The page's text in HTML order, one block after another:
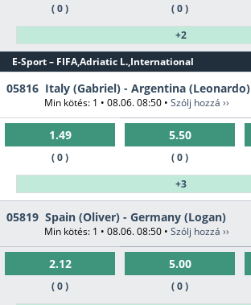
( 0 ) ( 0 )
+2
E-Sport – FIFA,Adriatic L.,International
05816 Italy (Gabriel) - Argentina (Leonardo)
Min kötés: 1 • 08.06. 08:50 • Szólj hozzá ››
1.49
( 0 )
5.50
( 0 )
+3
05819 Spain (Oliver) - Germany (Logan)
Min kötés: 1 • 08.06. 08:50 • Szólj hozzá ››
2.12
( 0 )
5.00
( 0 )